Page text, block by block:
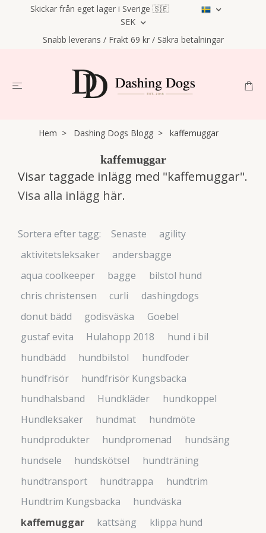
Skickar från eget lager i Sverige 🇸🇪
SEK
Snabb leverans / Frakt 69 kr / Säkra betalningar
Hem Dashing Dogs Blogg kaffemuggar
kaffemuggar
Visar taggade inlägg med "kaffemuggar".
Visa alla inlägg här.
Sortera efter tagg: Senaste
agility
aktivitetsleksaker
andersbagge
aqua coolkeeper
bagge
bilstol hund
chris christensen
curli
dashingdogs
donut bädd
godisväska
Goebel
gustaf evita
Hulahopp 2018
hund i bil
hundbädd
hundbilstol
hundfoder
hundfrisör
hundfrisör Kungsbacka
hundhalsband
Hundkläder
hundkoppel
Hundleksaker
hundmat
hundmöte
hundprodukter
hundpromenad
hundsäng
hundsele
hundskötsel
hundträning
hundtransport
hundtrappa
hundtrim
Hundtrim Kungsbacka
hundväska
kaffemuggar
kattsäng
klippa hund